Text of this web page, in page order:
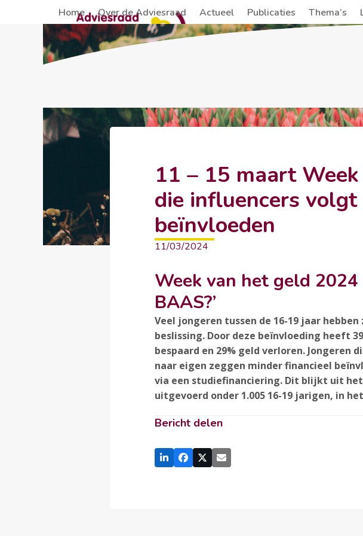
Home Over de Adviesraad Actueel Publicaties Thema’s
11 – 15 maart
die influencers
beïnvloeden
11/03/2024
Week van het geld 2024
BAAS?’
Veel jongeren tussen de 16-19 jaar
beslissing. Door deze beïnvloeding heeft
bespaard en 29% geld verloren.
naar eigen zeggen minder financieel
via een studiefinanciering. Dit blijkt uit het
uitgevoerd onder 1.005 16-19 jarigen, in
Bericht delen